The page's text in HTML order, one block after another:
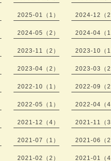
2025-01（1） 2024-12（2
2024-05（2） 2024-04（1
2023-11（2） 2023-10（1
2023-04（2） 2023-03（2
2022-10（1） 2022-09（2
2022-05（1） 2022-04（4
2021-12（4） 2021-11（3
2021-07（1） 2021-06（2
2021-02（2） 2021-01（4